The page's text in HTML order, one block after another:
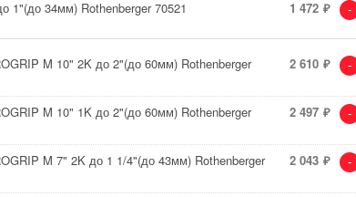
1"(до 34мм) Rothenberger 70521 1 472 -
M 10" 2K до 2"(до 60мм) Rothenberger
2 610 -
M 10" 1K до 2"(до 60мм) Rothenberger
2 497 -
M 7" 2K до 1 1/4"(до 43мм) Rothenberger
2 043 -